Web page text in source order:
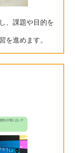
、課題や目的を
を進めます。